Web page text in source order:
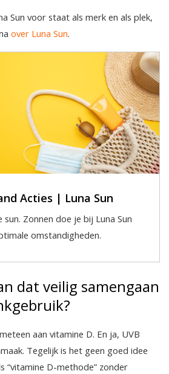
Sun voor staat als merk en als plek,
over Luna Sun.
Acties | Luna Sun
sun. Zonnen doe je bij Luna Sun
omstandigheden.
dat veilig samengaan
aan vitamine D. En ja, UVB
Tegelijk is het geen goed idee
“vitamine D-methode” zonder